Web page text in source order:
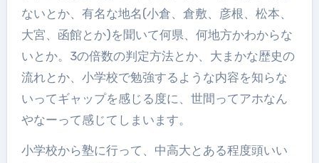
ないとか、有名な地名(小倉、倉敷、彦根、松本、
大宮、函館とか)を聞いて何県、何地方かわからな
いとか。3の倍数の判定方法とか、大まかな歴史の
流れとか、小学校で勉強するような内容を知らな
いってギャップを感じる度に、世間ってアホなん
やなーって感じてしまいます。
小学校から塾に行って、中高大とある程度頭いい